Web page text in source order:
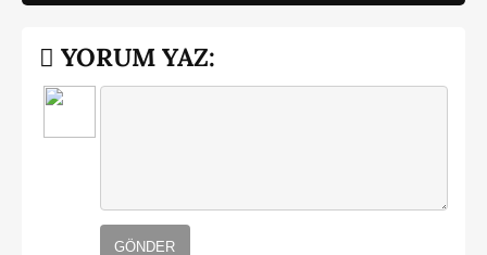
YORUM YAZ:
GÖNDER